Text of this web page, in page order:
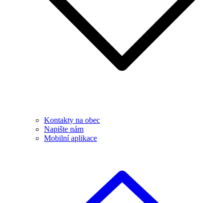
Kontakty na obec
Napište nám
Mobilní aplikace